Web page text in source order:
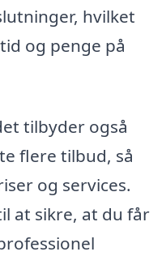
hvilket
og penge på
tilbyder også
flere tilbud, så
og services.
at sikre, at du får